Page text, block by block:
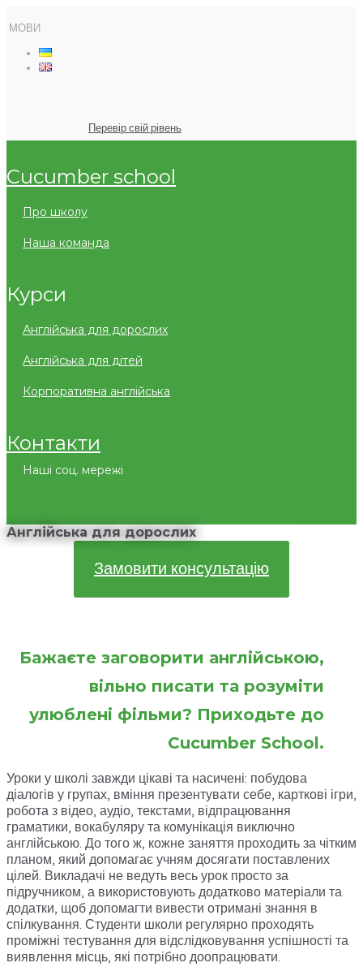
МОВИ
Перевір свій рівень
cucumber school
про школу
наша команда
курси
англійська для дорослих
англійська для дітей
корпоративна англійська
контакти
Наші соц. мережі
Англійська для дорослих
Замовити консультацію
Бажаєте заговорити англійською,
вільно писати та розуміти
улюблені фільми? Приходьте до
Cucumber School.
Уроки у школі завжди цікаві та насичені: побудова
діалогів у групах, вміння презентувати себе, карткові ігри,
робота з відео, аудіо, текстами, відпрацювання
граматики, вокабуляру та комунікація виключно
англійською. До того ж, кожне заняття проходить за чітким
планом, який допомагає учням досягати поставлених
цілей. Викладачі не ведуть весь урок просто за
підручником, а використовують додатково матеріали та
додатки, щоб допомагти вивести отримані знання в
спілкування. Студенти школи регулярно проходять
проміжні тестування для відслідковування успішності та
виявлення місць, які потрібно доопрацювати.